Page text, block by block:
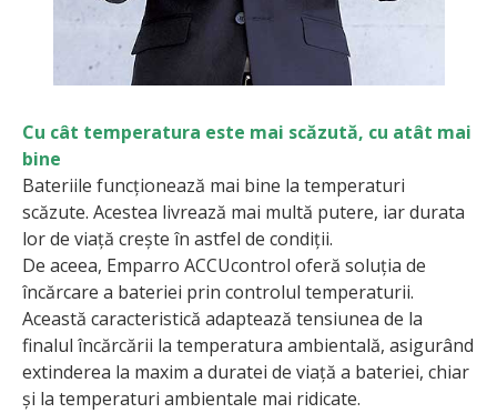
Cu cât temperatura este mai scăzută, cu atât mai
bine
Bateriile funcționează mai bine la temperaturi
scăzute. Acestea livrează mai multă putere, iar durata
lor de viață crește în astfel de condiții.
De aceea, Emparro ACCUcontrol oferă soluția de
încărcare a bateriei prin controlul temperaturii.
Această caracteristică adaptează tensiunea de la
finalul încărcării la temperatura ambientală, asigu­rând
extinderea la maxim a duratei de viață a bate­riei, chiar
și la temperaturi ambientale mai ridicate.